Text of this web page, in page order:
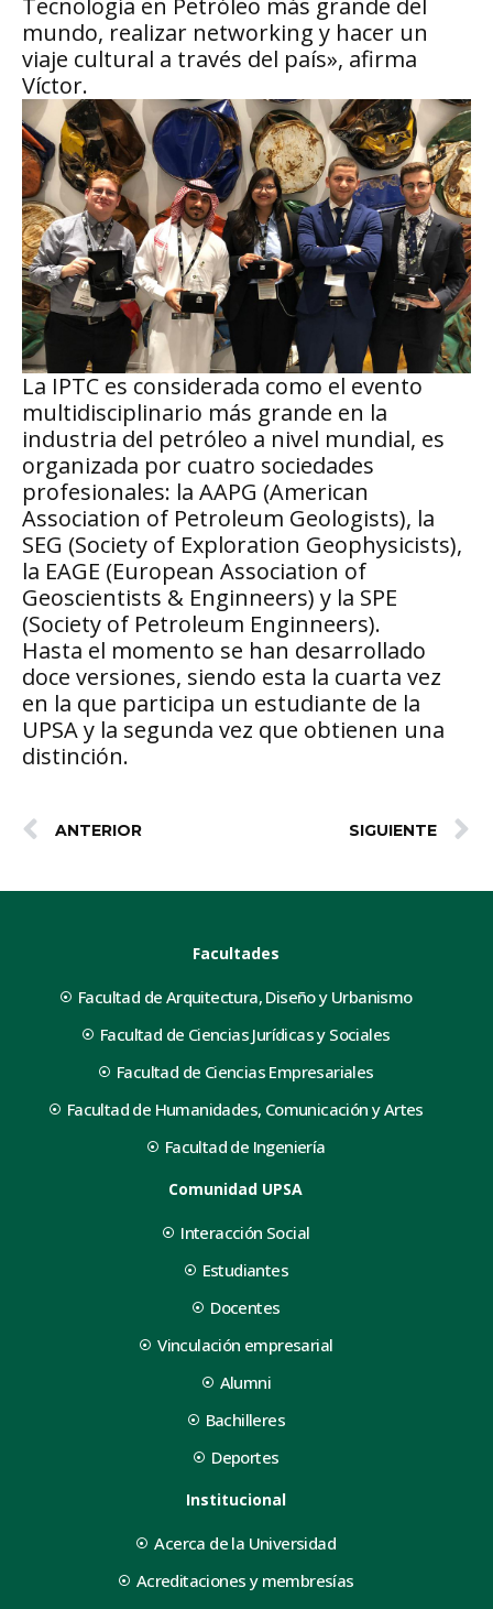
mundo, realizar networking y hacer un
viaje cultural a través del país», afirma
Víctor.
La IPTC es considerada como el evento
multidisciplinario más grande en la
industria del petróleo a nivel mundial, es
organizada por cuatro sociedades
profesionales: la AAPG (American
Association of Petroleum Geologists), la
SEG (Society of Exploration Geophysicists),
la EAGE (European Association of
Geoscientists & Enginneers) y la SPE
(Society of Petroleum Enginneers).
Hasta el momento se han desarrollado
doce versiones, siendo esta la cuarta vez
en la que participa un estudiante de la
UPSA y la segunda vez que obtienen una
distinción.
ANTERIOR SIGUIENTE
Facultades
Facultad de Arquitectura, Diseño y Urbanismo
Facultad de Ciencias Jurídicas y Sociales
Facultad de Ciencias Empresariales
Facultad de Humanidades, Comunicación y Artes
Facultad de Ingeniería
Comunidad UPSA
Interacción Social
Estudiantes
Docentes
Vinculación empresarial
Alumni
Bachilleres
Deportes
Institucional
Acerca de la Universidad
Acreditaciones y membresías